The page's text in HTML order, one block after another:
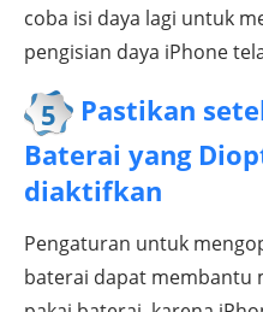
coba isi daya lagi untuk
pengisian daya iPhone
5
Pastikan
Baterai yang
diaktifkan
Pengaturan untuk
baterai dapat membantu